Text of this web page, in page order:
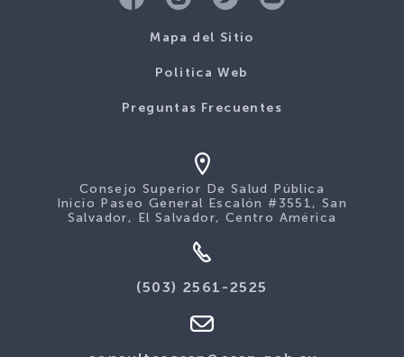
Mapa del Sitio
Politica Web
Preguntas Frecuentes
Consejo Superior De Salud Pública
Inicio Paseo General Escalón #3551, San
Salvador, El Salvador, Centro América
(503) 2561-2525